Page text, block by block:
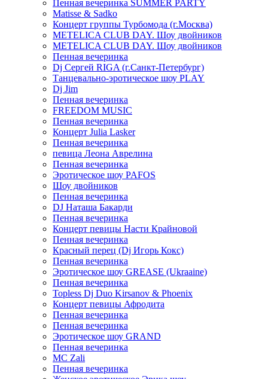
Пенная вечеринка SUMMER PARTY
Matisse & Sadko
Концерт группы Турбомода (г.Москва)
METELICA CLUB DAY. Шоу двойников
METELICA CLUB DAY. Шоу двойников
Пенная вечеринка
Dj Сергей RIGA (г.Санкт-Петербург)
Танцевально-эротическое шоу PLAY
Dj Jim
Пенная вечеринка
FREEDOM MUSIC
Пенная вечеринка
Концерт Julia Lasker
Пенная вечеринка
певица Леона Аврелина
Пенная вечеринка
Эротическое шоу PAFOS
Шоу двойников
Пенная вечеринка
DJ Наташа Бакарди
Пенная вечеринка
Концерт певицы Насти Крайновой
Пенная вечеринка
Красный перец (Dj Игорь Кокс)
Пенная вечеринка
Эротическое шоу GREASE (Ukraaine)
Пенная вечеринка
Topless Dj Duo Kirsanov & Phoenix
Концерт певицы Афродита
Пенная вечеринка
Пенная вечеринка
Эротическое шоу GRAND
Пенная вечеринка
MC Zali
Пенная вечеринка